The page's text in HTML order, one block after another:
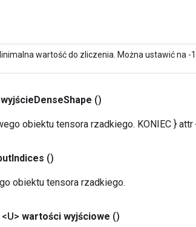
wartość do zliczenia. Można ustawić na -
wyjścieDenseShape ()
obiektu tensora rzadkiego. KONIEC } attr
Indices ()
obiektu tensora rzadkiego.
<U> wartości wyjściowe ()